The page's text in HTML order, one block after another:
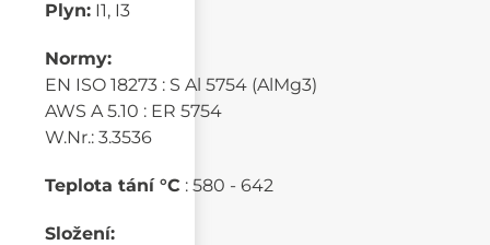
Plyn: I1, I3
Normy:
EN ISO 18273 : S Al 5754 (AlMg3)
AWS A 5.10 : ER 5754
W.Nr.: 3.3536
Teplota tání °C : 580 - 642
Složení: